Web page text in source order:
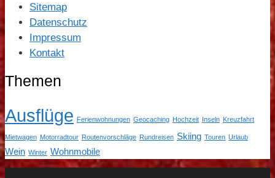
Sitemap
Datenschutz
Impressum
Kontakt
Themen
Ausflüge Ferienwohnungen Geocaching Hochzeit Inseln Kreuzfahrt
Mietwagen Motorradtour Routenvorschläge Rundreisen Skiing Touren Urlaub
Wein Winter Wohnmobile